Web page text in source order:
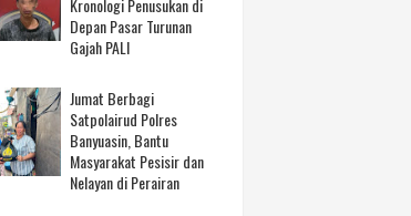
Kronologi Penusukan di
Depan Pasar Turunan
Gajah PALI
Jumat Berbagi
Satpolairud Polres
Banyuasin, Bantu
Masyarakat Pesisir dan
Nelayan di Perairan